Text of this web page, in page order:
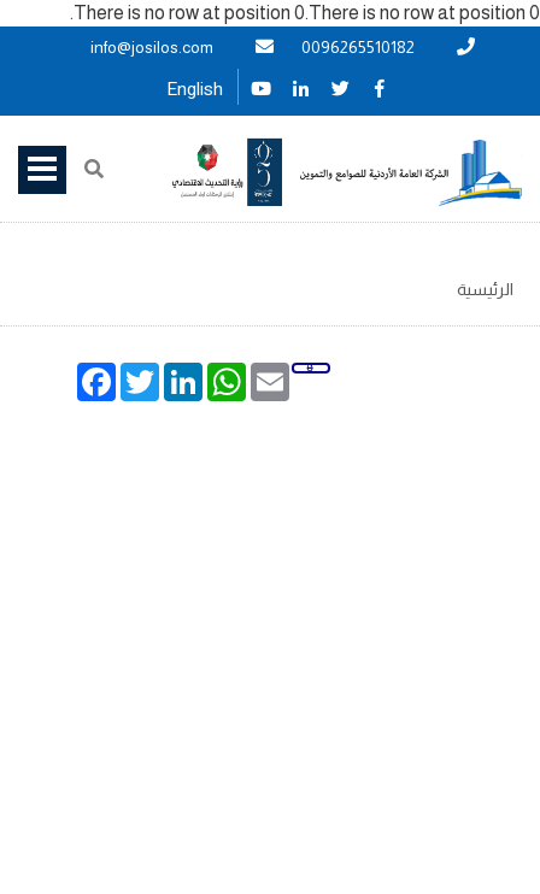
There is no row at position 0.There is no row at position 0.
0096265510182
info@josilos.com
English
الرئيسية
FacebookTwitterLinkedIn
WhatsAppEmail